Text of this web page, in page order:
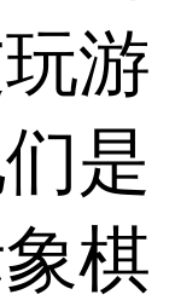
游
是
棋